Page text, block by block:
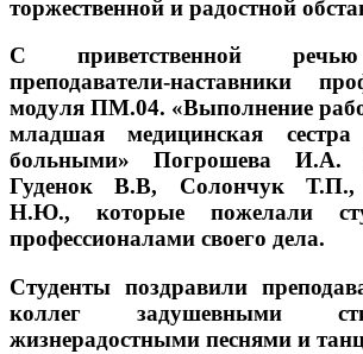
торжественной и радостной
С приветственной
преподаватели-наставники
модуля ПМ.04. «Выполнение
младшая медицинская
больными» Погрошева И.А.
Гуденок В.В, Солончук Т.П.,
Н.Ю., которые пожелали
профессионалами своего дела.
Студенты поздравили
коллег задушевными
жизнерадостными песнями и